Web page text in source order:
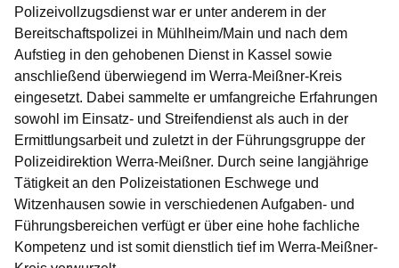
Polizeivollzugsdienst war er unter anderem in der
Bereitschaftspolizei in Mühlheim/Main und nach dem
Aufstieg in den gehobenen Dienst in Kassel sowie
anschließend überwiegend im Werra-Meißner-Kreis
eingesetzt. Dabei sammelte er umfangreiche Erfahrungen
sowohl im Einsatz- und Streifendienst als auch in der
Ermittlungsarbeit und zuletzt in der Führungsgruppe der
Polizeidirektion Werra-Meißner. Durch seine langjährige
Tätigkeit an den Polizeistationen Eschwege und
Witzenhausen sowie in verschiedenen Aufgaben- und
Führungsbereichen verfügt er über eine hohe fachliche
Kompetenz und ist somit dienstlich tief im Werra-Meißner-